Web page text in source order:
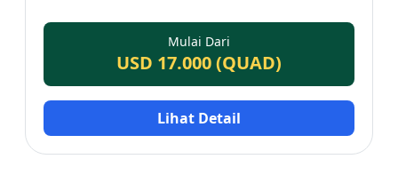
Mulai Dari
USD 17.000 (QUAD)
Lihat Detail